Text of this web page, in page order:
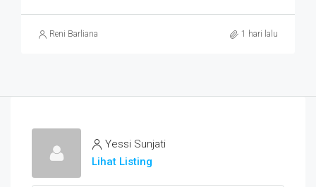
Reni Barliana 1 hari lalu
Yessi Sunjati
Lihat Listing